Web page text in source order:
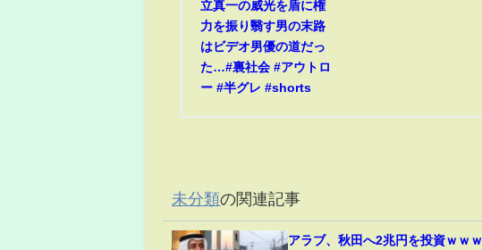
立真一の威光を盾に権
力を振り翳す男の末路
はビデオ男優の道だっ
た…#裏社会 #アウトロ
ー #半グレ #shorts
未分類の関連記事
アラブ、秋田へ2兆円を投資ｗｗｗ